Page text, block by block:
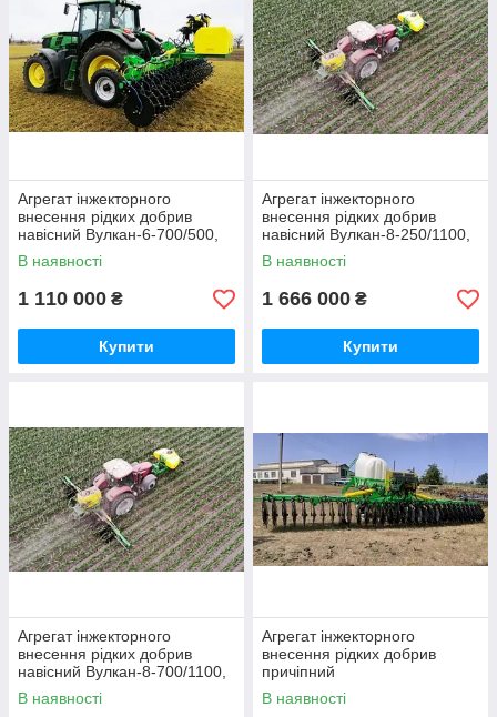
Агрегат інжекторного
внесення рідких добрив
навісний Вулкан-6-700/500,
бак 500 л, ширина 6 м
В наявності
1 110 000 ₴
Купити
Агрегат інжекторного
внесення рідких добрив
навісний Вулкан-8-250/1100,
бак 1100 л, ширина 8 м
В наявності
1 666 000 ₴
Купити
Агрегат інжекторного
внесення рідких добрив
навісний Вулкан-8-700/1100,
бак 1100 л, ширина 8 м
В наявності
Агрегат інжекторного
внесення рідких добрив
причіпний
Вулкан-10П-250/3000, бак
3000 л, ширина 10 м
В наявності